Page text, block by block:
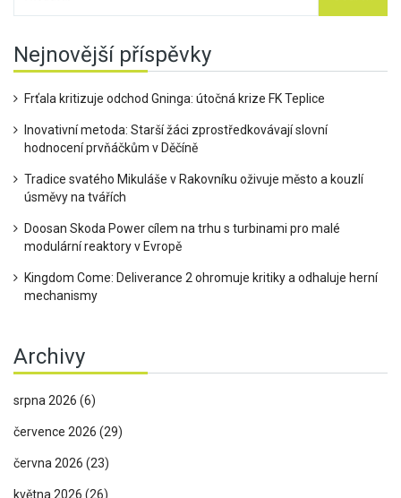
Nejnovější příspěvky
Frťala kritizuje odchod Gninga: útočná krize FK Teplice
Inovativní metoda: Starší žáci zprostředkovávají slovní
hodnocení prvňáčkům v Děčíně
Tradice svatého Mikuláše v Rakovníku oživuje město a kouzlí
úsměvy na tvářích
Doosan Skoda Power cílem na trhu s turbinami pro malé
modulární reaktory v Evropě
Kingdom Come: Deliverance 2 ohromuje kritiky a odhaluje herní
mechanismy
Archivy
srpna 2026 (6)
července 2026 (29)
června 2026 (23)
května 2026 (26)